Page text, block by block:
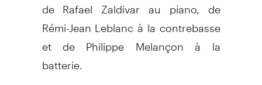
Rémi-Jean Leblanc à la contrebasse
et de Philippe Melançon à la
batterie.